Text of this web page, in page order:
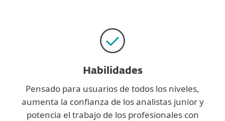
Habilidades
Pensado para usuarios de todos los niveles,
aumenta la confianza de los analistas junior y
potencia el trabajo de los profesionales con